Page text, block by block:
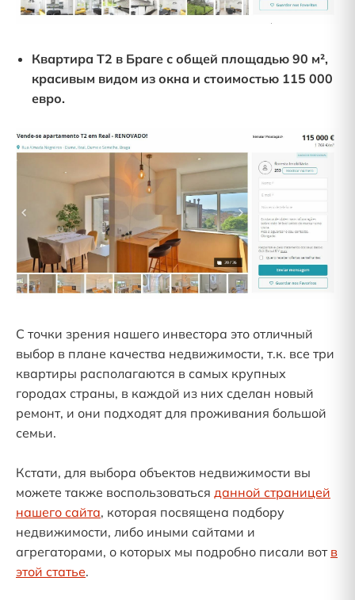
Квартира T2 в Браге с общей площадью 90 м²,
красивым видом из окна и стоимостью 115 000
евро.
С точки зрения нашего инвестора это отличный
выбор в плане качества недвижимости, т.к. все три
квартиры располагаются в самых крупных
городах страны, в каждой из них сделан новый
ремонт, и они подходят для проживания большой
семьи.
Кстати, для выбора объектов недвижимости вы
можете также воспользоваться данной страницей
нашего сайта, которая посвящена подбору
недвижимости, либо иными сайтами и
агрегаторами, о которых мы подробно писали вот в
этой статье.